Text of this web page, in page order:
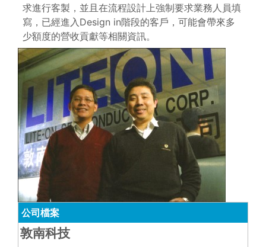
求進行客製，並且在流程設計上強制要求業務人員填
寫，已經進入Design in階段的客戶，可能會帶來多
少額度的營收貢獻等相關資訊。
公司檔案
敦南科技